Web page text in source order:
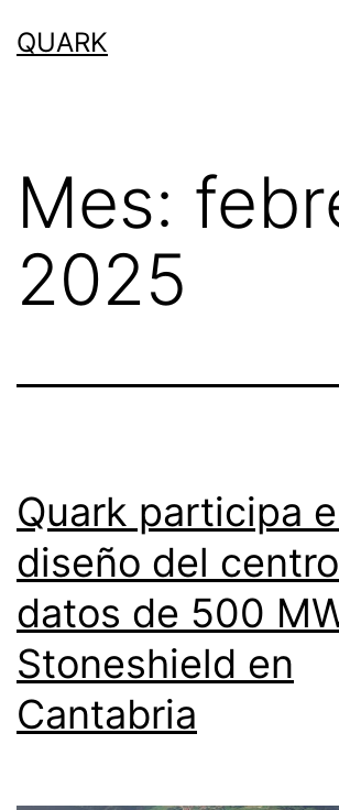
QUARK
Mes:
2025
Quark participa
diseño del
datos de 500
Stoneshield en
Cantabria